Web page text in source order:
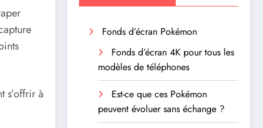
s’offrir à
Fonds d’écran Pokémon
Fonds d’écran 4K pour tous les
modèles de téléphones
Est-ce que ces Pokémon
peuvent évoluer sans échange ?